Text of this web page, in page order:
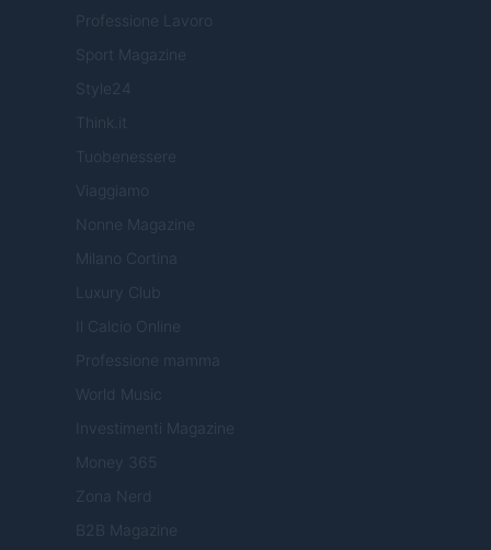
Professione Lavoro
Sport Magazine
Style24
Think.it
Tuobenessere
Viaggiamo
Nonne Magazine
Milano Cortina
Luxury Club
Il Calcio Online
Professione mamma
World Music
Investimenti Magazine
Money 365
Zona Nerd
B2B Magazine